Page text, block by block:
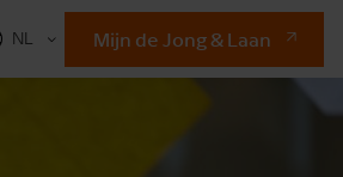
NL
EN
Mijn de Jong & Laan